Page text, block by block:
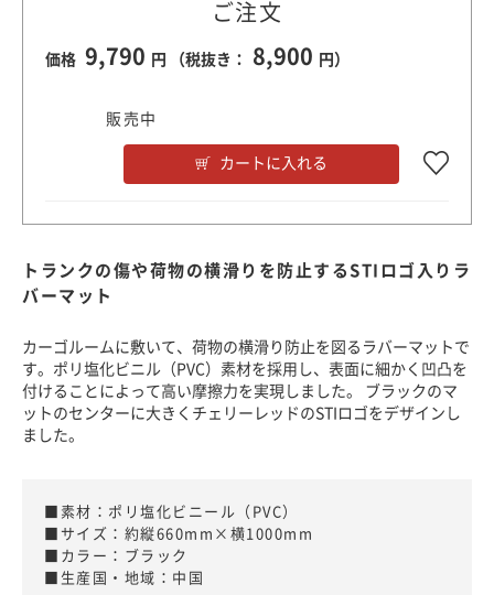
ご注文
価格 9,790 円 （税抜き： 8,900 円）
販売中
カートに入れる
トランクの傷や荷物の横滑りを防止するSTIロゴ入りラ
バーマット
カーゴルームに敷いて、荷物の横滑り防止を図るラバーマットで
す。ポリ塩化ビニル（PVC）素材を採用し、表面に細かく凹凸を
付けることによって高い摩擦力を実現しました。 ブラックのマ
ットのセンターに大きくチェリーレッドのSTIロゴをデザインし
ました。
■素材：ポリ塩化ビニール（PVC）
■サイズ：約縦660mm×横1000mm
■カラー：ブラック
■生産国・地域：中国